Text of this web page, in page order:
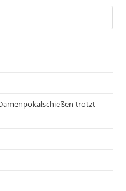
trotzt